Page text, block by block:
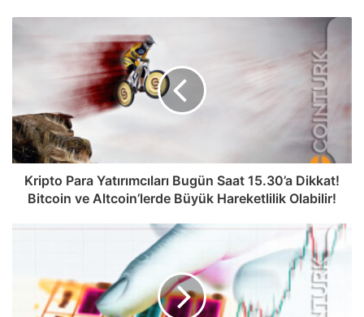
Kripto Para Yatırımcıları Bugün Saat 15.30’a Dikkat!
Bitcoin ve Altcoin’lerde Büyük Hareketlilik Olabilir!